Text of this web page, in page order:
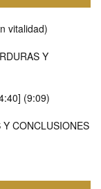
vitalidad)
Y
(9:09)
Y CONCLUSIONES